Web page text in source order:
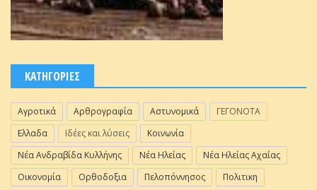
ΚΑΤΗΓΟΡΙΕΣ
Αγροτικά Αρθρογραφία Αστυνομικά
ΓΕΓΟΝΟΤΑ
Ελλαδα
Ιδέες και λύσεις
Κοινωνία
Νέα Ανδραβίδα Κυλλήνης
Νέα Ηλείας
Νέα Ηλείας Αχαΐας
Οικονομία
Ορθοδοξια Πελοπόννησος
Πολιτικη